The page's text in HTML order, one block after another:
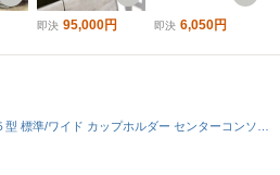
即決 95,000円 即決 6,050円